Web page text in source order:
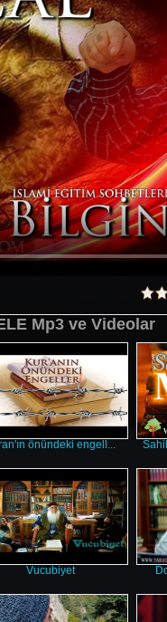
Mp3 ve Videolar
önündeki engell...
Vucubiyet